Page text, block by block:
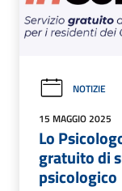
NOTIZIE
15 MAGGIO 2025
Lo
gratuito di
psicologico